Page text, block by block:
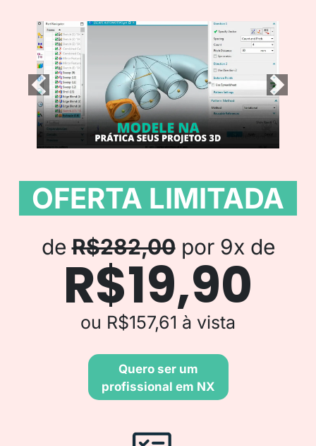
Previous Next
OFERTA LIMITADA
deR$282,00 por 9x de
R$19,90
ou R$157,61 à vista
Quero ser um
profissional em NX